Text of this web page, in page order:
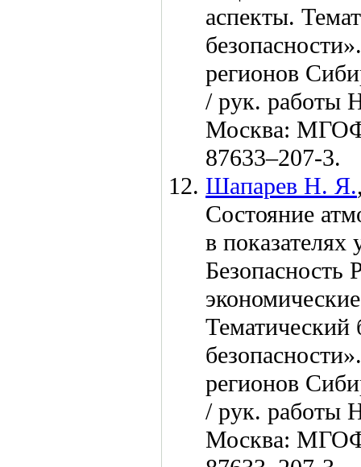
аспекты.
регионов
/ рук. работы
Москва:
87633–207-3.
Шапарев Н. Я.
Состояние
в показателях
Безопасность
Тематический
регионов
/ рук. работы
Москва: